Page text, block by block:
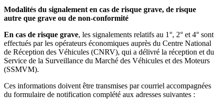
Modalités du signalement en cas de risque grave, de risque
autre que grave ou de non-conformité
En cas de risque grave, les signalements relatifs au 1°, 2° et 4° sont
effectués par les opérateurs économiques auprès du Centre National
de Réception des Véhicules (CNRV), qui a délivré la réception et du
Service de la Surveillance du Marché des Véhicules et des Moteurs
(SSMVM).
Ces informations doivent être transmises par courriel accompagnées
du formulaire de notification complété aux adresses suivantes :